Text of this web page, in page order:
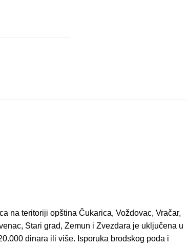
na teritoriji opština Čukarica, Voždovac, Vračar,
Stari grad, Zemun i Zvezdara je uključena u
dinara ili više. Isporuka brodskog poda i